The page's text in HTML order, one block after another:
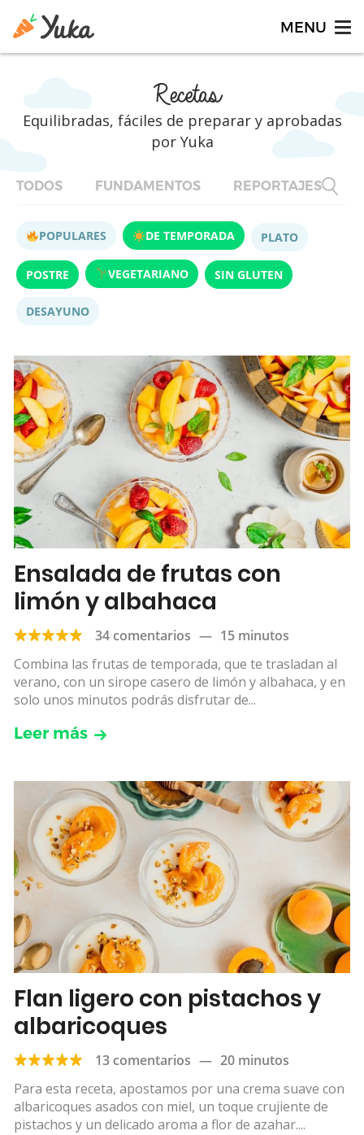
Recetas
Equilibradas, fáciles de preparar y aprobadas
por Yuka
TODOS FUNDAMENTOS REPORTAJES
POPULARES DE TEMPORADA PLATO
POSTRE VEGETARIANO SIN GLUTEN
DESAYUNO
Ensalada de frutas con
limón y albahaca
34 comentarios — 15 minutos
Combina las frutas de temporada, que te trasladan al
verano, con un sirope casero de limón y albahaca, y en
solo unos minutos podrás disfrutar de...
Leer más
Flan ligero con pistachos y
albaricoques
13 comentarios — 20 minutos
Para esta receta, apostamos por una crema suave con
albaricoques asados con miel, un toque crujiente de
pistachos y un delicado aroma a flor de azahar....